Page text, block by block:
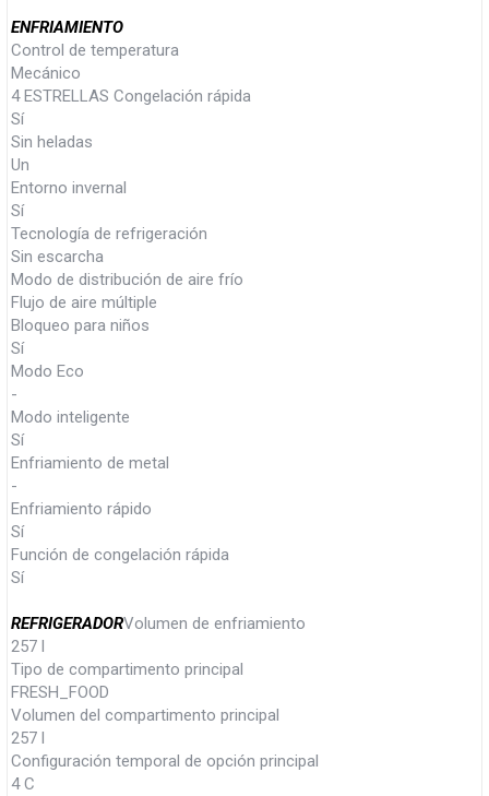
ENFRIAMIENTO
Control de temperatura
Mecánico
4 ESTRELLAS Congelación rápida
Sí
Sin heladas
Un
Entorno invernal
Sí
Tecnología de refrigeración
Sin escarcha
Modo de distribución de aire frío
Flujo de aire múltiple
Bloqueo para niños
Sí
Modo Eco
-
Modo inteligente
Sí
Enfriamiento de metal
-
Enfriamiento rápido
Sí
Función de congelación rápida
Sí
REFRIGERADORVolumen de enfriamiento
257 l
Tipo de compartimento principal
FRESH_FOOD
Volumen del compartimento principal
257 l
Configuración temporal de opción principal
4 C